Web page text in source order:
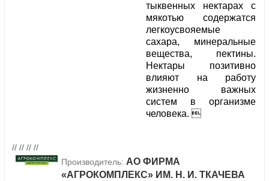
тыквенных нектарах с
мякотью содержатся
легкоусвояемые
сахара, минеральные
вещества, пектины.
Нектары позитивно
влияют на работу
жизненно важных
систем в организме
человека. 
// // // //
Производитель: АО ФИРМА
«АГРОКОМПЛЕКС» ИМ. Н. И. ТКАЧЕВА